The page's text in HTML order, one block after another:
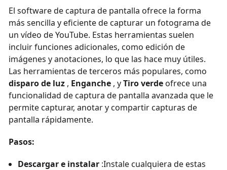
El software de captura de pantalla ofrece la forma
más sencilla y eficiente de capturar un fotograma de
un vídeo de YouTube. Estas herramientas suelen
incluir funciones adicionales, como edición de
imágenes y anotaciones, lo que las hace muy útiles.
Las herramientas de terceros más populares, como
disparo de luz , Enganche , yTiro verde ofrece una
funcionalidad de captura de pantalla avanzada que le
permite capturar, anotar y compartir capturas de
pantalla rápidamente.
Pasos:
Descargar e instalar :Instale cualquiera de estas